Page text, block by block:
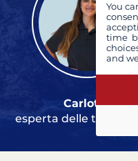
Carlotta
esperta delle tue
You
time
and